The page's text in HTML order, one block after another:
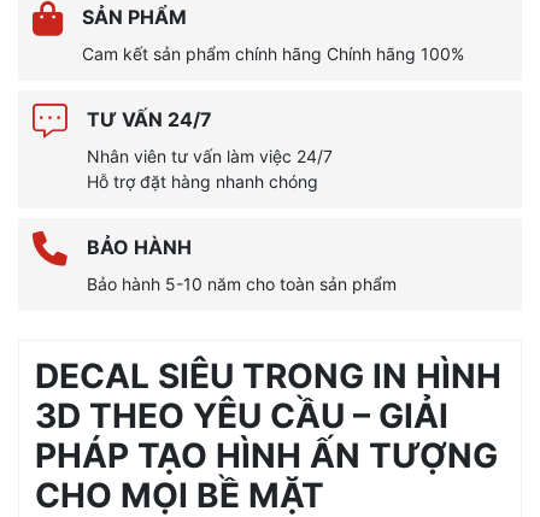
SẢN PHẨM
Cam kết sản phẩm chính hãng Chính hãng 100%
TƯ VẤN 24/7
Nhân viên tư vấn làm việc 24/7
Hỗ trợ đặt hàng nhanh chóng
BẢO HÀNH
Bảo hành 5-10 năm cho toàn sản phẩm
DECAL SIÊU TRONG IN HÌNH
3D THEO YÊU CẦU – GIẢI
PHÁP TẠO HÌNH ẤN TƯỢNG
CHO MỌI BỀ MẶT